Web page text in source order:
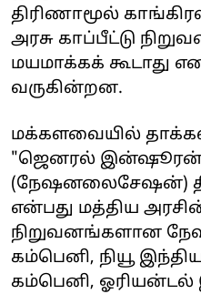
திரிணாமூல்
அரசு காப்பீட்டு
மயமாக்கக் கூடாது என
வருகின்றன.
மக்களவையில்
"ஜெனரல்
(நேஷனலைசேஷன்)
என்பது மத்திய
நிறுவனங்களான
கம்பெனி, நியூ
கம்பெனி,